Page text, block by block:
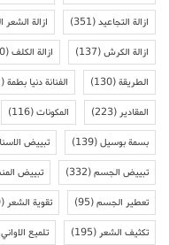
ازالة التجاعيد(351) ازالة الشعر
ازالة الكرش(137) ازالة الكلف(140)
الطريقة(130) الفنانة دنيا بطمة(142)
المقادير(223) المكونات(116)
بسمة بوسيل(139) تبييض
تبييض الجسم(332) تبييض
تعطير الجسم(95) تقوية الشعر(109)
تكثيف الشعر(195) تلميع الاواني